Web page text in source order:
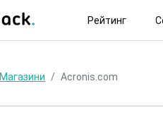
Рейтинг
Магазини Acronis.com